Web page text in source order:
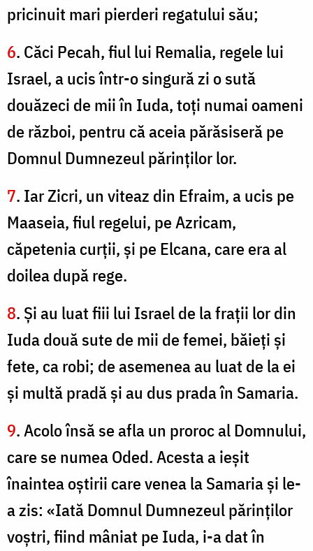
pricinuit mari pierderi regatului său;
6. Căci Pecah, fiul lui Remalia, regele lui
Israel, a ucis într-o singură zi o sută
douăzeci de mii în Iuda, toţi numai oameni
de război, pentru că aceia părăsiseră pe
Domnul Dumnezeul părinţilor lor.
7. Iar Zicri, un viteaz din Efraim, a ucis pe
Maaseia, fiul regelui, pe Azricam,
căpetenia curţii, şi pe Elcana, care era al
doilea după rege.
8. Şi au luat fiii lui Israel de la fraţii lor din
Iuda două sute de mii de femei, băieţi şi
fete, ca robi; de asemenea au luat de la ei
şi multă pradă şi au dus prada în Samaria.
9. Acolo însă se afla un proroc al Domnului,
care se numea Oded. Acesta a ieşit
înaintea oştirii care venea la Samaria şi le-
a zis: «Iată Domnul Dumnezeul părinţilor
voştri, fiind mâniat pe Iuda, i-a dat în